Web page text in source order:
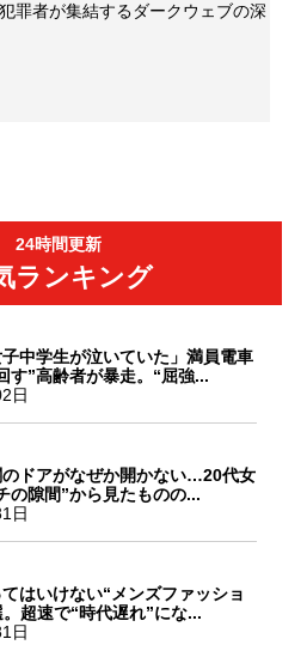
罪者が集結するダークウェブの深
24時間更新
ランキング
子中学生が泣いていた」満員電車
す”高齢者が暴走。“屈強...
日
ドアがなぜか開かない…20代女
の隙間”から見たものの...
日
てはいけない“メンズファッショ
超速で“時代遅れ”にな...
日